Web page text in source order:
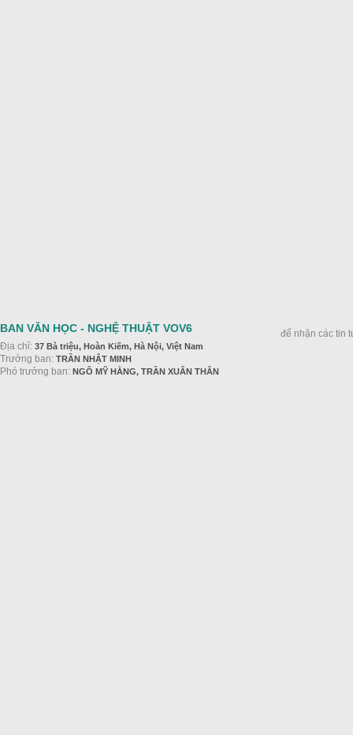
BAN VĂN HỌC - NGHỆ THUẬT VOV6
Địa chỉ: 37 Bà triệu, Hoàn Kiếm, Hà Nội, Việt Nam
Trưởng ban: TRẦN NHẬT MINH
Phó trưởng ban: NGÔ MỸ HẰNG, TRẦN XUÂN THÂN
để nhận các tin